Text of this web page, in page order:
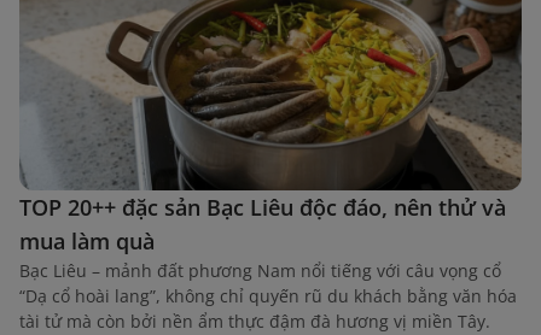
TOP 20++ đặc sản Bạc Liêu độc đáo, nên thử và
mua làm quà
Bạc Liêu – mảnh đất phương Nam nổi tiếng với câu vọng cổ
“Dạ cổ hoài lang”, không chỉ quyến rũ du khách bằng văn hóa
tài tử mà còn bởi nền ẩm thực đậm đà hương vị miền Tây.